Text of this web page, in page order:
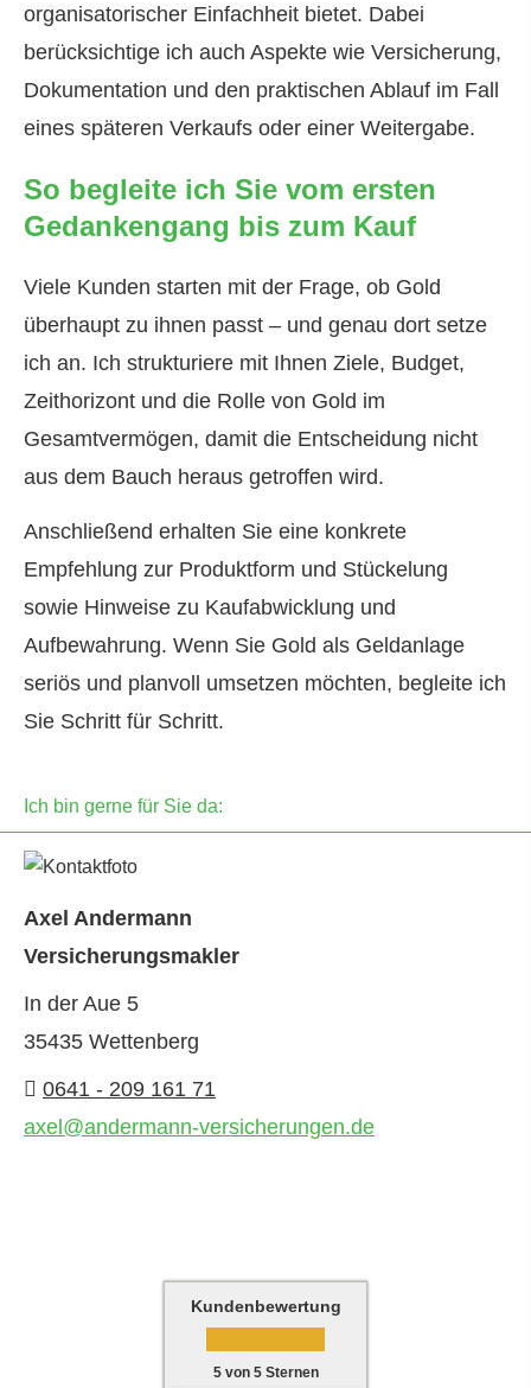
organisatorischer Einfachheit bietet. Dabei
berücksichtige ich auch Aspekte wie Versicherung,
Dokumentation und den praktischen Ablauf im Fall
eines späteren Verkaufs oder einer Weitergabe.
So begleite ich Sie vom ersten
Gedankengang bis zum Kauf
Viele Kunden starten mit der Frage, ob Gold
überhaupt zu ihnen passt – und genau dort setze
ich an. Ich strukturiere mit Ihnen Ziele, Budget,
Zeithorizont und die Rolle von Gold im
Gesamtvermögen, damit die Entscheidung nicht
aus dem Bauch heraus getroffen wird.
Anschließend erhalten Sie eine konkrete
Empfehlung zur Produktform und Stückelung
sowie Hinweise zu Kaufabwicklung und
Aufbewahrung. Wenn Sie Gold als Geldanlage
seriös und planvoll umsetzen möchten, begleite ich
Sie Schritt für Schritt.
Ich bin gerne für Sie da:
Axel Andermann
Ver­sicherungs­makler
In der Aue 5
35435 Wettenberg
0641 - 209 161 71
axel@andermann-versicherungen.de
Kundenbewertung
5von 5Sternen